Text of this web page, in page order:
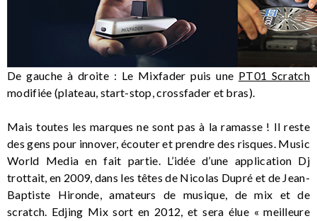
De gauche à droite : Le Mixfader puis une PT01 Scratch
modifiée (plateau, start-stop, crossfader et bras).
Mais toutes les marques ne sont pas à la ramasse ! Il reste
des gens pour innover, écouter et prendre des risques. Music
World Media en fait partie. L’idée d’une application Dj
trottait, en 2009, dans les têtes de Nicolas Dupré et de Jean-
Baptiste Hironde, amateurs de musique, de mix et de
scratch. Edjing Mix sort en 2012, et sera élue « meilleure